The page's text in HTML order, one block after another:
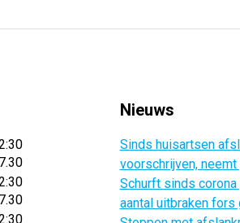
Nieuws
Sinds huisartsen
voorschrijven,
Schurft sinds
aantal uitbraken fors